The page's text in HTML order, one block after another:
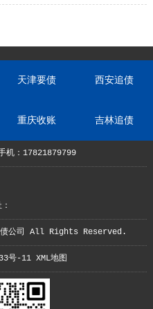
天津要债 西安追债
重庆收账 吉林追债
机：17821879799
公司 All Rights Reserved.
号-11 XML地图